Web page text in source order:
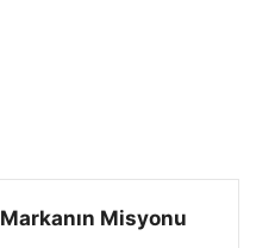
Markanın Misyonu